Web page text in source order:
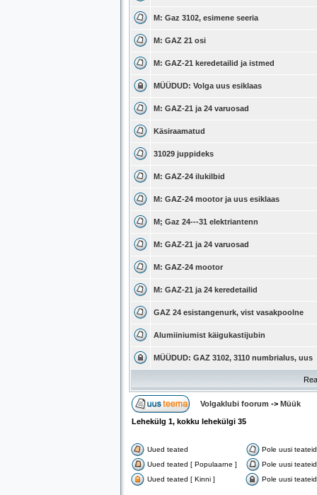
M: Gaz 3102, esimene seeria
M: GAZ 21 osi
M: GAZ-21 keredetailid ja istmed
MÜÜDUD: Volga uus esiklaas
M: GAZ-21 ja 24 varuosad
Käsiraamatud
31029 juppideks
M: GAZ-24 ilukilbid
M: GAZ-24 mootor ja uus esiklaas
M; Gaz 24---31 elektriantenn
M: GAZ-21 ja 24 varuosad
M: GAZ-24 mootor
M: GAZ-21 ja 24 keredetailid
GAZ 24 esistangenurk, vist vasakpoolne
Alumiiniumist käigukastijubin
MÜÜDUD: GAZ 3102, 3110 numbrialus, uus
Volgaklubi foorum -> Müük
Lehekülg 1, kokku lehekülgi 35
Uued teated
Pole uusi teateid
Uued teated [ Populaarne ]
Pole uusi
Uued teated [ Kinni ]
Pole uusi